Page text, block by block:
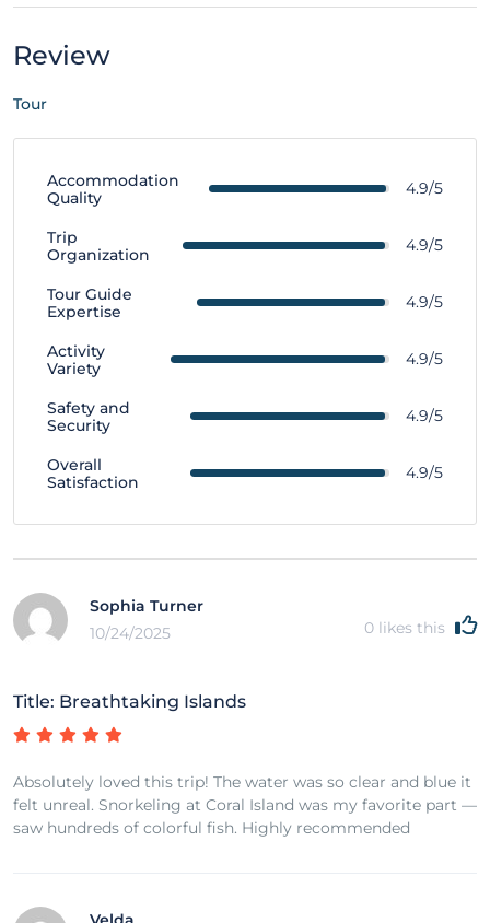
Review
Tour
Accommodation
Quality
4.9/5
Trip
Organization
4.9/5
Tour Guide
Expertise
4.9/5
Activity
Variety
4.9/5
Safety and
Security
4.9/5
Overall
Satisfaction
4.9/5
Sophia Turner
10/24/2025
0 likes this
Title: Breathtaking Islands
Absolutely loved this trip! The water was so clear and blue it
felt unreal. Snorkeling at Coral Island was my favorite part —
saw hundreds of colorful fish. Highly recommended